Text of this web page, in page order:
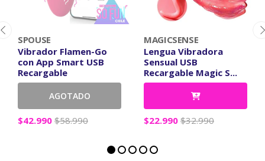
SPOUSE
Vibrador Flamen-Go
con App Smart USB
Recargable
AGOTADO
$42.990 $58.990
MAGICSENSE
Lengua Vibradora
Sensual USB
Recargable Magic S...
$22.990 $32.990